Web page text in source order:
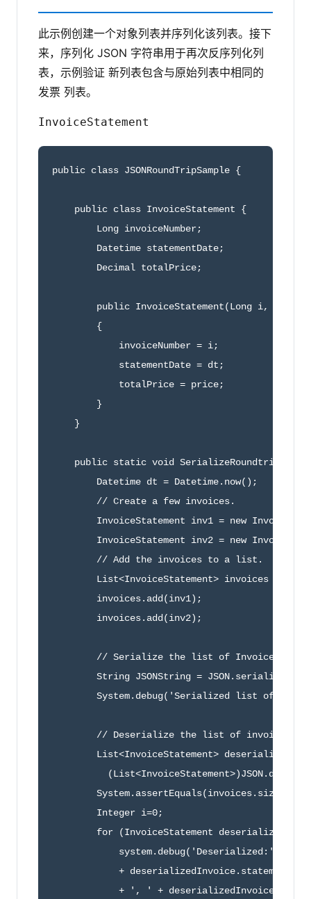
此示例创建一个对象列表并序列化该列表。接下
来，序列化 JSON 字符串用于再次反序列化列
表，示例验证 新列表包含与原始列表中相同的
发票 列表。
InvoiceStatement
public class JSONRoundTripSample {
    public class InvoiceStatement {
        Long invoiceNumber;
        Datetime statementDate;
        Decimal totalPrice;
public InvoiceStatement(Long i,
        {
            invoiceNumber = i;
            statementDate = dt;
            totalPrice = price;
        }
    }
    public static void SerializeRoundtrip() {
        Datetime dt = Datetime.now();
        // Create a few invoices.
InvoiceStatement inv1 = new
InvoiceStatement inv2 = new
        // Add the invoices to a list.
List<InvoiceStatement> invoices = new
        invoices.add(inv1);
        invoices.add(inv2);
// Serialize the list of
String JSONString =
System.debug('Serialized list of
// Deserialize the list of invoices
List<InvoiceStatement>
System.assertEquals(invoices.size(),
        Integer i=0;
for (InvoiceStatement
system.debug('Deserialized:' +
+
+ ', ' +